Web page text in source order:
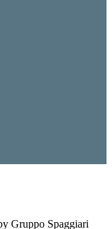
Gruppo Spaggiari